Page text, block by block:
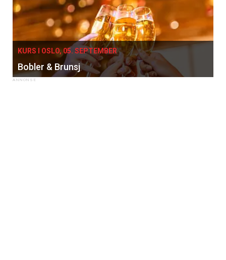
KURS I OSLO, 05. SEPTEMBER
Bobler & Brunsj